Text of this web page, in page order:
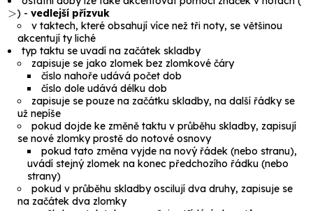
>
) -vedlejší přízvuk
v taktech, které obsahují více než tři noty, se většinou
akcentují ty liché
typ taktu se uvadí na začátek skladby
zapisuje se jako zlomek bez zlomkové čáry
číslo nahoře udává počet dob
číslo dole udává délku dob
zapisuje se pouze na začátku skladby, na další řádky se
už nepíše
pokud dojde ke změně taktu v průběhu skladby, zapisují
se nové zlomky prostě do notové osnovy
pokud tato změna vyjde na nový řádek (nebo stranu),
uvádí stejný zlomek na konec předchozího řádku (nebo
strany)
pokud v průběhu skladby oscilují dva druhy, zapisuje se
na začátek dva zlomky